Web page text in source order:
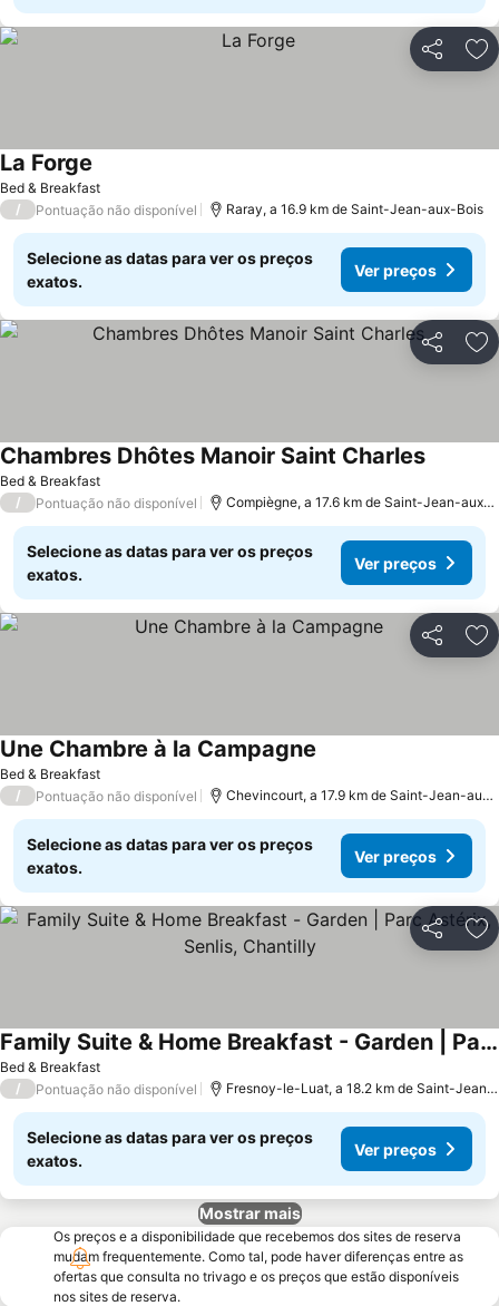
Partilhar
Bed & Breakfast
La Forge
/ Pontuação não disponível Raray, a 16.9 km de Saint-Jean-aux-Bois
Selecione as datas para ver os preços
exatos.
Ver preços
Partilhar
Bed & Breakfast
Chambres Dhôtes Manoir Saint CharlesVer
/ Pontuação não disponível Compiègne, a 17.6 km de Saint-Jean-aux-
Selecione as datas para ver os preços
exatos.
Ver preços
Partilhar
Bed & Breakfast
Une Chambre à la Campagne
/ Pontuação não disponível Chevincourt, a 17.9 km de Saint-Jean-aux-
Selecione as datas para ver os preços
exatos.
Ver preços
Partilhar
Bed & Breakfast
Family Suite & Home Breakfast - Garden | Parc Astérix, Senlis, Chantilly
Ver preços
/ Pontuação não disponível Fresnoy-le-Luat, a 18.2 km de Saint-Jean-
Selecione as datas para ver os preços
exatos.
Ver preços
Mostrar mais
Os preços e a disponibilidade que recebemos dos sites de reserva
mudam frequentemente. Como tal, pode haver diferenças entre as
ofertas que consulta no trivago e os preços que estão disponíveis
nos sites de reserva.